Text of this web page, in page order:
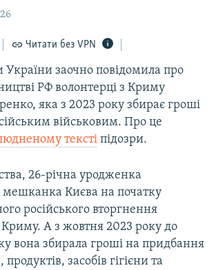
КРИМУ
Читати без VPN
України заочно повідомила про
РФ волонтерці з Криму
яка з 2023 року збирає гроші
військовим. Про це
тексті підозри.
26-річна уродженка
мешканка Києва на початку
російського вторгнення
Криму. А з жовтня 2023 року до
вона збирала гроші на придбання
засобів гігієни та